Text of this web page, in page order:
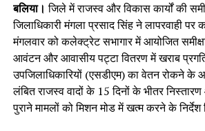
बलिया। जिले में राजस्व और विकास कार्यों की
जिलाधिकारी मंगला प्रसाद सिंह ने लापरवाही
मंगलवार को कलेक्ट्रेट सभागार में आयोजित
आवंटन और आवासीय पट्टा वितरण में खराब
उपजिलाधिकारियों (एसडीएम) का वेतन रोकने के
लंबित राजस्व वादों के 15 दिनों के भीतर
पुराने मामलों को मिशन मोड में खत्म करने के निर्देश